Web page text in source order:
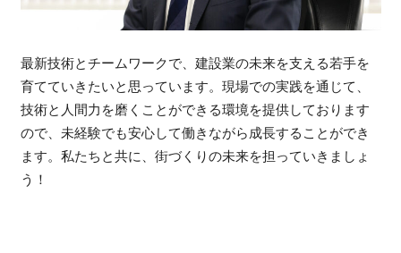
最新技術とチームワークで、建設業の未来を支える若手を
育てていきたいと思っています。現場での実践を通じて、
技術と人間力を磨くことができる環境を提供しております
ので、未経験でも安心して働きながら成長することができ
ます。私たちと共に、街づくりの未来を担っていきましょ
う！